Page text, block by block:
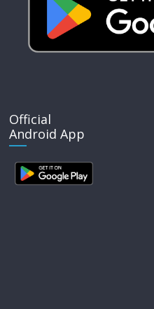
Official
Android App